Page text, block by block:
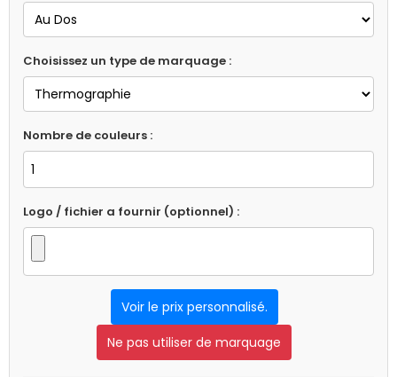
Choisissez un type de marquage :
Nombre de couleurs :
Logo / fichier a fournir (optionnel) :
Voir le prix personnalisé.
Ne pas utiliser de marquage